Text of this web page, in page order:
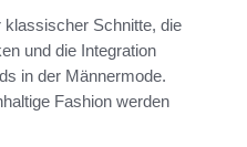
Schnitte, die
und die Integration
in der Männermode.
Fashion werden